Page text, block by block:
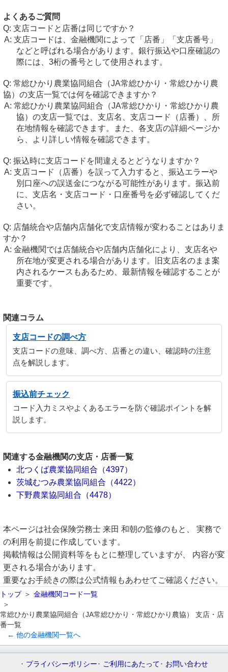
よくあるご質問
支店コードと店番は同じですか？
支店コードは、金融機関によって「店番」「支店番号」
などと呼ばれる場合があります。銀行振込や口座確認の
際には、3桁の番号として使用されます。
常総ひかり農業協同組合（JA常総ひかり・常総ひかり農
協）の支店一覧では何を確認できますか？
常総ひかり農業協同組合（JA常総ひかり・常総ひかり農
協）の支店一覧では、支店名、支店コード（店番）、所
在地情報を確認できます。また、各支店の詳細ページか
ら、より詳しい情報を確認できます。
振込時に支店コードを間違えるとどうなりますか？
支店コード（店番）を誤って入力すると、振込エラーや
別口座への誤送金につながる可能性があります。振込前
に、支店名・支店コード・口座番号を必ず確認してくだ
さい。
店舗統合や店舗内店舗化で支店情報が変わることはありま
すか？
金融機関では店舗統合や店舗内店舗化により、支店名や
所在地が変更される場合があります。旧支店名のまま案
内されるケースもあるため、最新情報を確認することが
重要です。
関連コラム
支店コードの調べ方
支店コードの意味、調べ方、店番との違い、確認時の注意
点を解説します。
振込前チェック
コード入力ミスやよくあるエラーを防ぐ確認ポイントを解
説します。
関連する金融機関の支店・店番一覧
北つくば農業協同組合（4397）
茨城むつみ農業協同組合（4422）
下野農業協同組合（4478）
本ページは社会保険労務士 来田 和朝の監修のもと、 実務で
の利用を前提に作成しています。
掲載情報は公開資料等をもとに整理していますが、 内容が変
更される場合があります。
重要なお手続きの際は公式情報もあわせてご確認ください。
トップ 金融機関コード一覧
常総ひかり農業協同組合（JA常総ひかり・常総ひかり農協） 支店・店
番一覧
← 他の金融機関一覧へ
プライバシーポリシー ご利用にあたって
お問い合わせ